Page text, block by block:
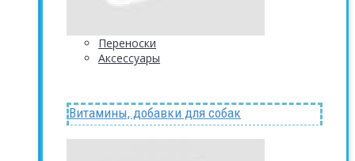
Переноски
Аксессуары
Витамины, добавки для собак